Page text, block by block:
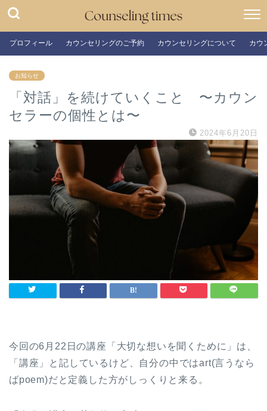
プロフィール カウンセリングのご予約 カウンセリングについて カウ
お知らせ
「対話」を続けていくこと 〜カウン
セラーの個性とは〜
2024年6月20日
今回の6月22日の講座「大切な想いを聞くために」は、
「講座」と記しているけど、自分の中ではart(言うなら
ばpoem)だと定義した方がしっくりと来る。